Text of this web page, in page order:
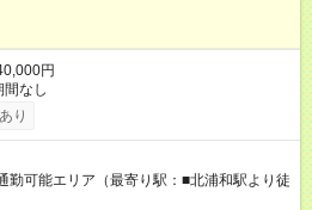
円
間なし
り
勤可能エリア（最寄り駅：■北浦和駅より徒